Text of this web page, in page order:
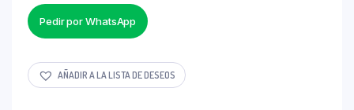
Pedir por WhatsApp
AÑADIR A LA LISTA DE DESEOS